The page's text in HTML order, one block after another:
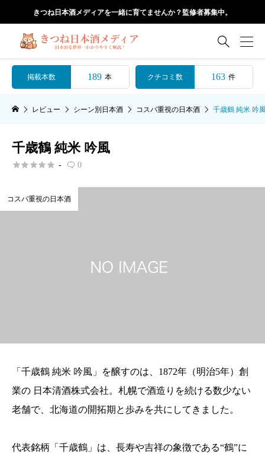
きつね日本酒メディアを一緒に育てませんか？監修者募集中。

掲載本数 189 本 クチコミ数 163 件
レビュー シーン別日本酒 コスパ重視の日本酒 千歳鶴 純米 吟
千歳鶴 純米 吟風
 -  0
コスパ重視の日本酒
「千歳鶴 純米 吟風」を醸すのは、1872年（明治5年）創
業の 日本清酒株式会社。札幌で酒造りを続ける数少ない
老舗で、北海道の開拓期と歩みを共にしてきました。
代表銘柄「千歳鶴」は、長寿や吉祥の象徴である“鶴”に